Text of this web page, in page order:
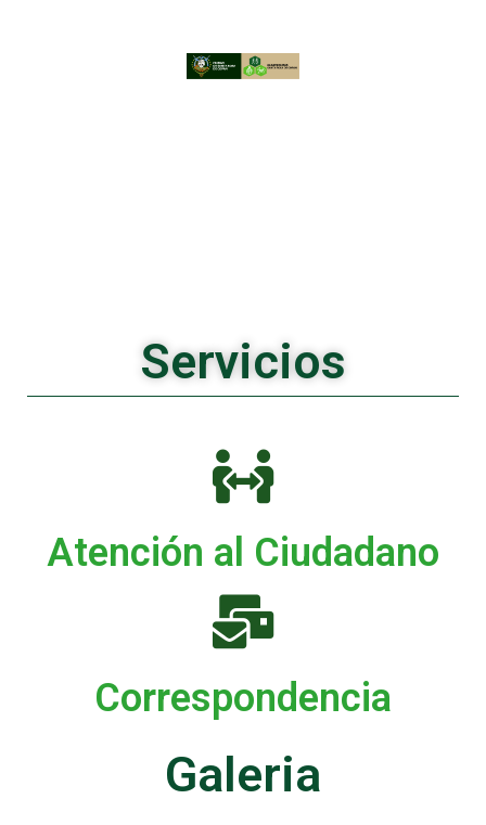
Servicios
Atención al Ciudadano
Correspondencia
Galeria